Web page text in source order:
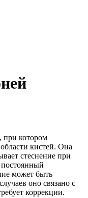
при котором
кистей. Она
стеснение при
постоянный
может быть
оно связано с
коррекции.